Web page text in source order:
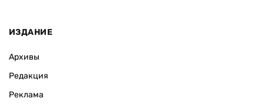
ИЗДАНИЕ
Архивы
Редакция
Реклама